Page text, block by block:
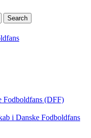
Search
Fodboldfans (DFF)
i Danske Fodboldfans